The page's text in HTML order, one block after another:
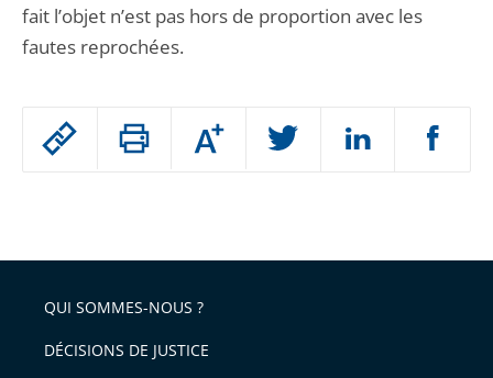
Passer
arriver
après
Augmenter
ou
l'article
pour
fait l’objet n’est pas hors de proportion avec les
fautes reprochées.
QUI SOMMES-NOUS ?
DÉCISIONS DE JUSTICE